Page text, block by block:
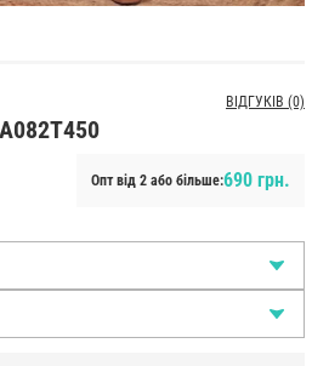
ВІДГУКІВ (0)
Опт від 2 або більше:690 грн.